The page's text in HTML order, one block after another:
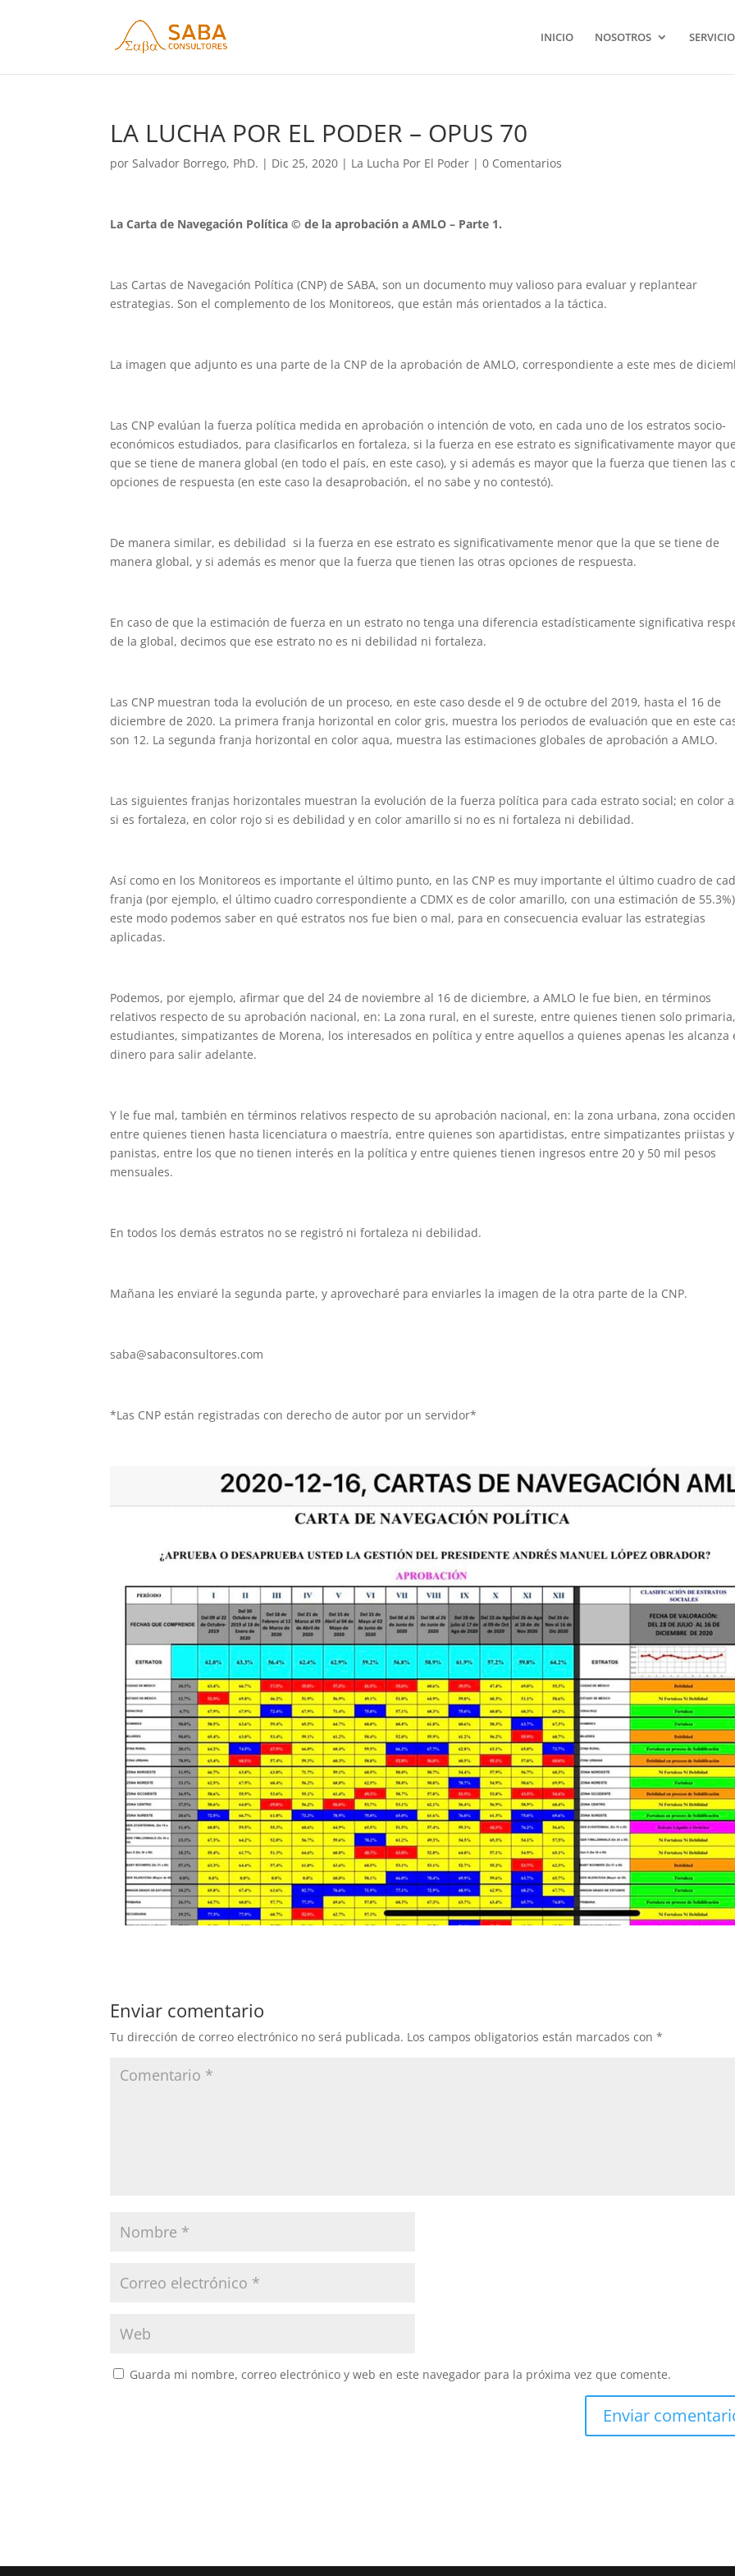
INICIO NOSOTROS
LA LUCHA POR EL PODER – OPUS 70
porSalvador Borrego, PhD. | Dic 25, 2020 | La Lucha Por El Poder |0 Comentarios
La Carta de Navegación Política © de la aprobación a AMLO – Parte 1.
Las Cartas de Navegación Política (CNP) de SABA, son un documento muy valioso para evaluar y replantear
estrategias. Son el complemento de los Monitoreos, que están más orientados a la táctica.
La imagen que adjunto es una parte de la CNP de la aprobación de AMLO, correspondiente a este mes de
Las CNP evalúan la fuerza política medida en aprobación o intención de voto, en cada uno de los estratos socio-
económicos estudiados, para clasificarlos en fortaleza, si la fuerza en ese estrato es significativamente mayor
que se tiene de manera global (en todo el país, en este caso), y si además es mayor que la fuerza que tienen las
opciones de respuesta (en este caso la desaprobación, el no sabe y no contestó).
De manera similar, es debilidad si la fuerza en ese estrato es significativamente menor que la que se tiene de
manera global, y si además es menor que la fuerza que tienen las otras opciones de respuesta.
En caso de que la estimación de fuerza en un estrato no tenga una diferencia estadísticamente significativa
de la global, decimos que ese estrato no es ni debilidad ni fortaleza.
Las CNP muestran toda la evolución de un proceso, en este caso desde el 9 de octubre del 2019, hasta el 16 de
diciembre de 2020. La primera franja horizontal en color gris, muestra los periodos de evaluación que en este
son 12. La segunda franja horizontal en color aqua, muestra las estimaciones globales de aprobación a AMLO.
Las siguientes franjas horizontales muestran la evolución de la fuerza política para cada estrato social; en color
si es fortaleza, en color rojo si es debilidad y en color amarillo si no es ni fortaleza ni debilidad.
Así como en los Monitoreos es importante el último punto, en las CNP es muy importante el último cuadro de
franja (por ejemplo, el último cuadro correspondiente a CDMX es de color amarillo, con una estimación de
este modo podemos saber en qué estratos nos fue bien o mal, para en consecuencia evaluar las estrategias
aplicadas.
Podemos, por ejemplo, afirmar que del 24 de noviembre al 16 de diciembre, a AMLO le fue bien, en términos
relativos respecto de su aprobación nacional, en: La zona rural, en el sureste, entre quienes tienen solo
estudiantes, simpatizantes de Morena, los interesados en política y entre aquellos a quienes apenas les alcanza
dinero para salir adelante.
Y le fue mal, también en términos relativos respecto de su aprobación nacional, en: la zona urbana, zona
entre quienes tienen hasta licenciatura o maestría, entre quienes son apartidistas, entre simpatizantes priistas y
panistas, entre los que no tienen interés en la política y entre quienes tienen ingresos entre 20 y 50 mil pesos
mensuales.
En todos los demás estratos no se registró ni fortaleza ni debilidad.
Mañana les enviaré la segunda parte, y aprovecharé para enviarles la imagen de la otra parte de la CNP.
saba@sabaconsultores.com
*Las CNP están registradas con derecho de autor por un servidor*
Enviar comentario
Tu dirección de correo electrónico no será publicada. Los campos obligatorios están marcados con*
Guarda mi nombre, correo electrónico y web en este navegador para la próxima vez que comente.